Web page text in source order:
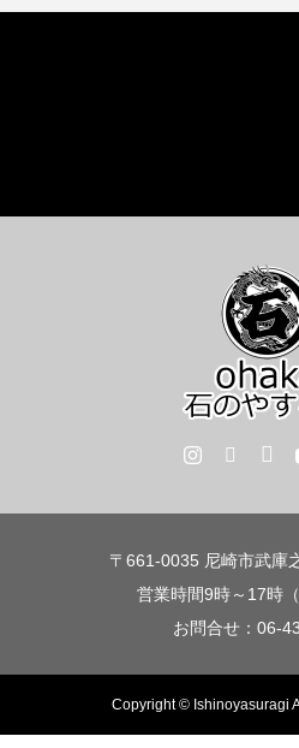
〒661-0035 尼崎市武庫
営業時間9時～17時
お問合せ：06-
Copyright © Ishinoyasuragi